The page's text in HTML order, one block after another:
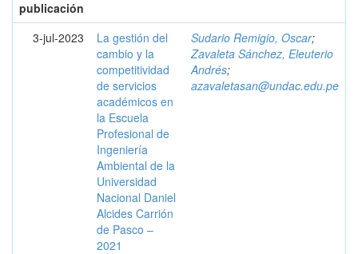
publicación
3-jul-2023
La gestión del
cambio y la
competitividad
de servicios
académicos en
la Escuela
Profesional de
Ingeniería
Ambiental de la
Universidad
Nacional Daniel
Alcides Carrión
de Pasco –
2021
Sudario Remigio, Oscar;
Zavaleta Sánchez, Eleuterio
Andrés;
azavaletasan@undac.edu.pe